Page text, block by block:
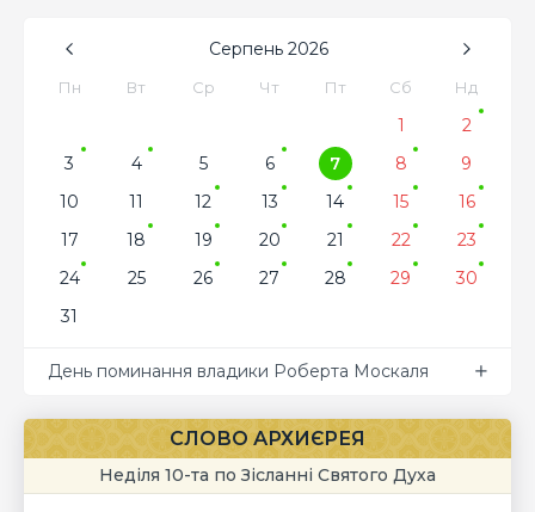
Серпень 2026
Пн Вт Ср Чт Пт Сб Нд
1
2
3
4 5 6 7 8
9
10
11 12 13 14 15
16
17
18 19 20 21 22
23
24
25 26 27 28 29
30
31
День поминання владики Роберта Москаля
СЛОВО АРХИЄРЕЯ
Неділя 10-та по Зісланні Святого Духа